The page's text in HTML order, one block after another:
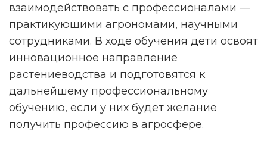
взаимодействовать с профессионалами —
практикующими агрономами, научными
сотрудниками. В ходе обучения дети освоят
инновационное направление
растениеводства и подготовятся к
дальнейшему профессиональному
обучению, если у них будет желание
получить профессию в агросфере.
НАМ ВАЖНО ВАШЕ МНЕНИЕ!
ПРОЙТИ ОПРОС
Реклама. Рекламодатель ИП Ежов А. А. ОГРНИП 312590434800020 ERID